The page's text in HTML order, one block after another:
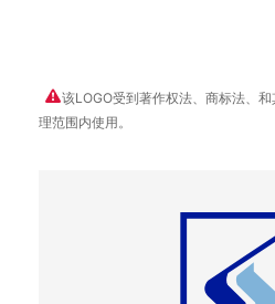
该LOGO受到著作权法、商标法、
理范围内使用。